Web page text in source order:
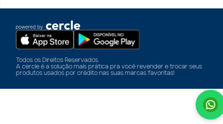
Todos os Direitos Reservados.
A cercle é a solução mais prática pra você revender e trocar seus
produtos usados por crédito nas suas marcas favoritas!